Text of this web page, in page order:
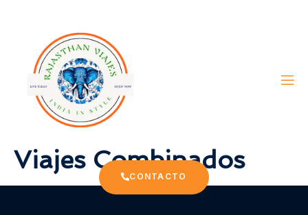
CONTACTO
Viajes Combinados